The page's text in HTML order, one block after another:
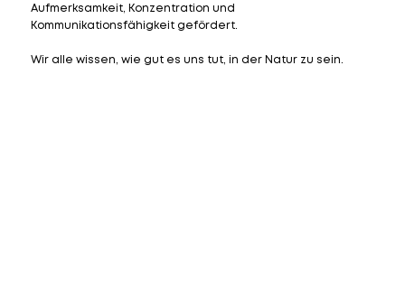
Aufmerksamkeit, Konzentration und
Kommunikationsfähigkeit gefördert.
Wir alle wissen, wie gut es uns tut, in der Natur zu sein.